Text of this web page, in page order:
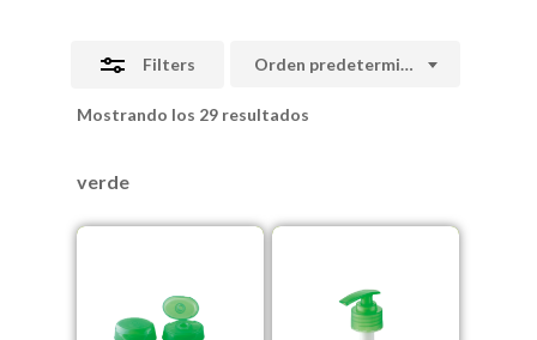
Filters
Mostrando los 29 resultados
Orden predeterminado
verde